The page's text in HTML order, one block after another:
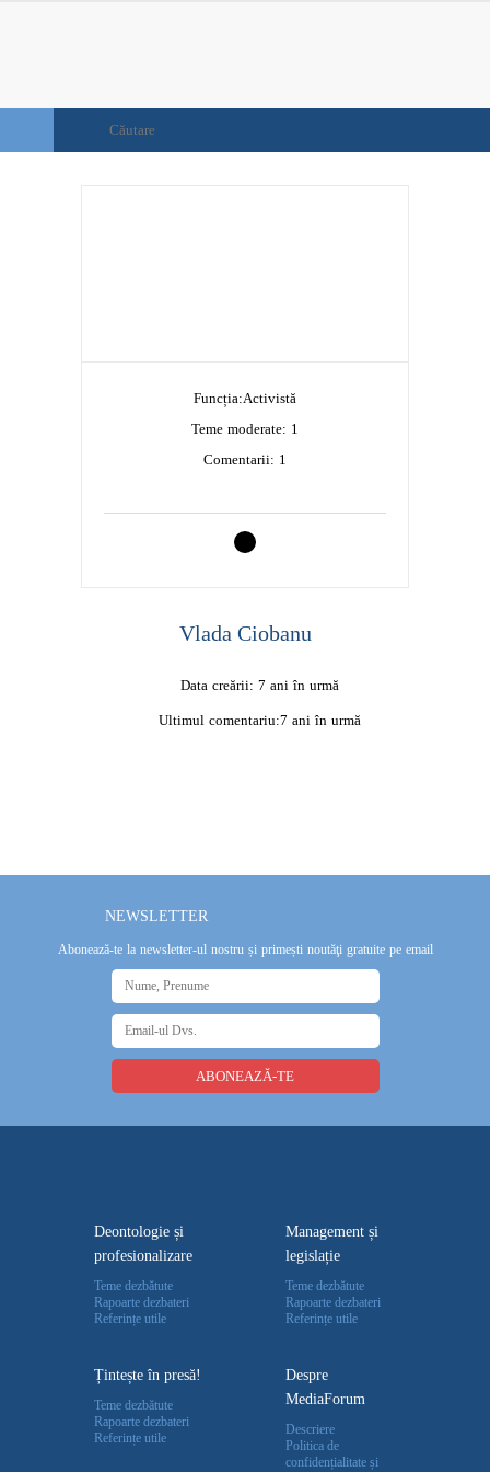
Funcția:Activistă
Teme moderate: 1
Comentarii: 1
Vlada Ciobanu
Data creării: 7 ani în urmă
Ultimul comentariu:7 ani în urmă
NEWSLETTER
Abonează-te la newsletter-ul nostru și primești noutăţi gratuite pe email
Deontologie și
profesionalizare
Teme dezbătute
Rapoarte dezbateri
Referințe utile
Management și
legislație
Teme dezbătute
Rapoarte dezbateri
Referințe utile
Țintește în presă!
Teme dezbătute
Rapoarte dezbateri
Referințe utile
Despre
MediaForum
Descriere
Politica de
confidențialitate și